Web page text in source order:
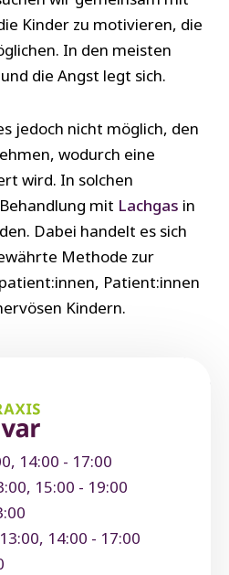
Kinder zu motivieren, die
In den meisten
die Angst legt sich.
jedoch nicht möglich, den
wodurch eine
wird. In solchen
mit Lachgas in
Dabei handelt es sich
Methode zur
Patient:innen
Kindern.
14:00 - 17:00
15:00 - 19:00
14:00 - 17:00